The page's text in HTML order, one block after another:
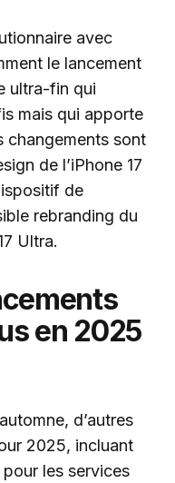
avec
le lancement
ultra-fin qui
mais qui apporte
changements sont
de l’iPhone 17
de
rebranding du
Ultra.
en 2025
d’autres
2025, incluant
les services